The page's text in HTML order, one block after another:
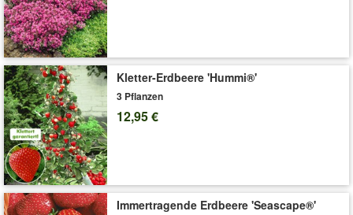
Art.-Nr.:9519
Liefergröße:10,5 cm Topf
'Minze 'Ingwer''
Pflege-Tipps
Kletter-Erdbeere 'Hummi®'
3 Pflanzen
12,95 €
Immertragende Erdbeere 'Seascape®'